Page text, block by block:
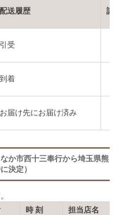
配送履歴 詳
引受
到着
お届け先にお届け済み
か市西十三奉行から埼玉県熊
決定）
時 刻 担当店名